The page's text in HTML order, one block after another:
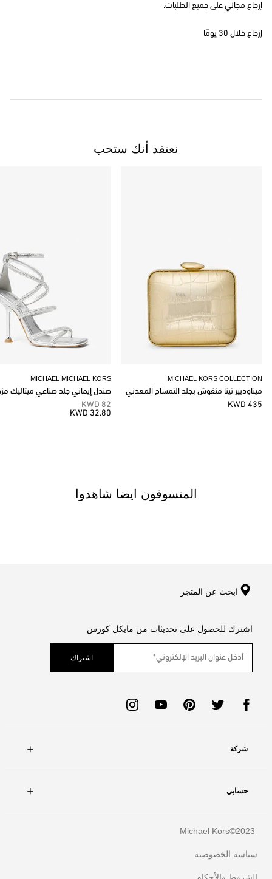
إرجاع مجاني على جميع الطلبات.
إرجاع خلال 30 يومًا
نعتقد أنك ستحب
MICHAEL MICHAEL KORS
صندل إيماني جلد صناعي ميتاليك
82 KWD
32.80 KWD
MICHAEL KORS COLLECTION
ميناوديير تينا منقوش بجلد التمساح المعدني
435 KWD
المتسوقون ايضا شاهدوا
ابحث عن المتجر
اشترك للحصول على تحديثات من مايكل كورس
اشتراك
شركة
حسابي
Michael Kors
سياسة الخصوصية